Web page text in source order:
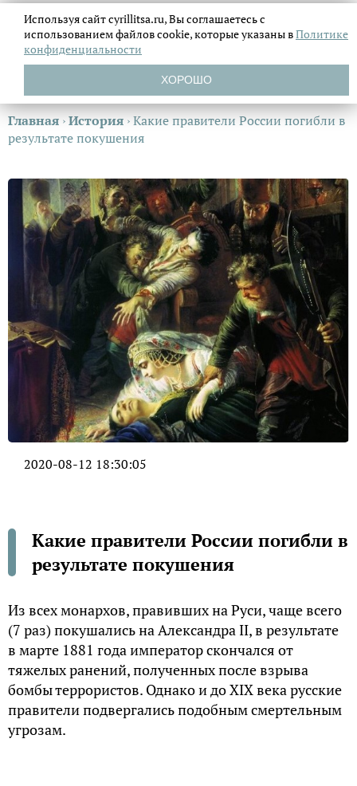
Главная ›История ›Какие правители России погибли в
результате покушения
2020-08-12 18:30:05
Какие правители России погибли в
результате покушения
Из всех монархов, правивших на Руси, чаще всего
(7 раз) покушались на Александра II, в результате
в марте 1881 года император скончался от
тяжелых ранений, полученных после взрыва
бомбы террористов. Однако и до XIX века русские
правители подвергались подобным смертельным
угрозам.
Используя сайт cyrillitsa.ru, Вы соглашаетесь с
использованием файловcookie, которые указаны вПолитике
конфиденциальности
ХОРОШО